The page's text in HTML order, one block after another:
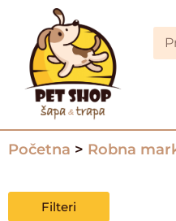
Početna > Robna
Filteri